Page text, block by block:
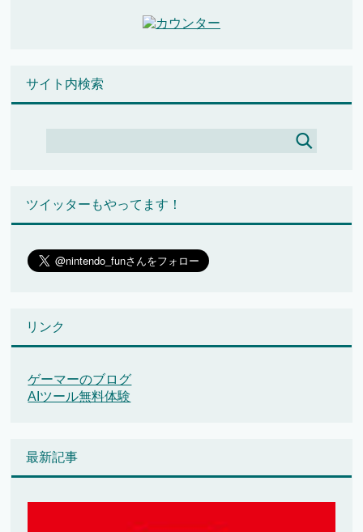
サイト内検索
ツイッターもやってます！
リンク
ゲーマーのブログ
AIツール無料体験
最新記事